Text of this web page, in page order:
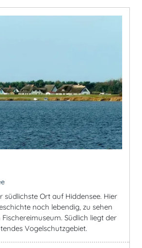
südlichste Ort auf Hiddensee. Hier
noch lebendig, zu sehen
Südlich liegt der
Vogelschutzgebiet.